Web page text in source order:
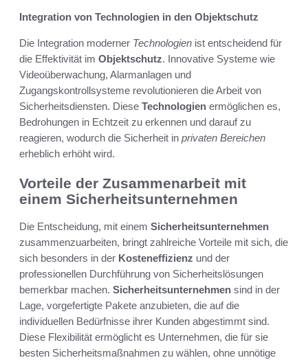
Integration von Technologien in den Objektschutz
Die Integration moderner Technologien ist entscheidend für
die Effektivität im Objektschutz. Innovative Systeme wie
Videoüberwachung, Alarmanlagen und
Zugangskontrollsysteme revolutionieren die Arbeit von
Sicherheitsdiensten. Diese Technologien ermöglichen es,
Bedrohungen in Echtzeit zu erkennen und darauf zu
reagieren, wodurch die Sicherheit in privaten Bereichen
erheblich erhöht wird.
Vorteile der Zusammenarbeit mit
einem Sicherheitsunternehmen
Die Entscheidung, mit einem Sicherheitsunternehmen
zusammenzuarbeiten, bringt zahlreiche Vorteile mit sich, die
sich besonders in der Kosteneffizienz und der
professionellen Durchführung von Sicherheitslösungen
bemerkbar machen. Sicherheitsunternehmen sind in der
Lage, vorgefertigte Pakete anzubieten, die auf die
individuellen Bedürfnisse ihrer Kunden abgestimmt sind.
Diese Flexibilität ermöglicht es Unternehmen, die für sie
besten Sicherheitsmaßnahmen zu wählen, ohne unnötige